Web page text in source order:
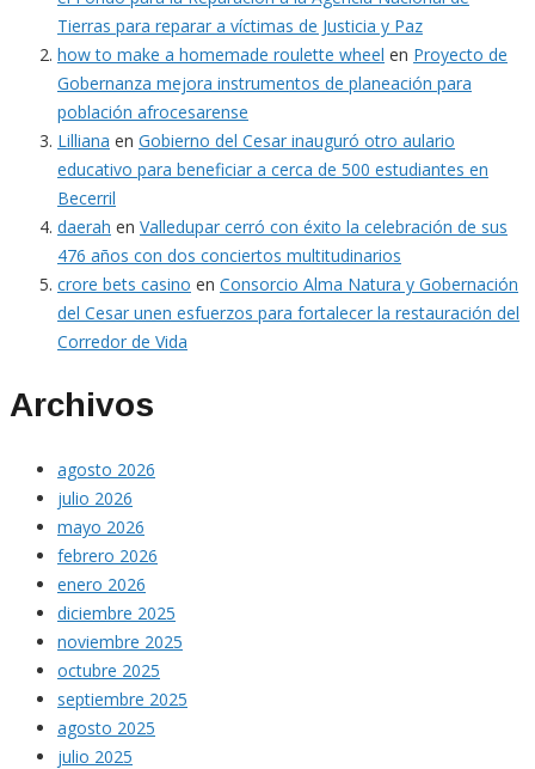
Tierras para reparar a víctimas de Justicia y Paz
how to make a homemade roulette wheel en Proyecto de
Gobernanza mejora instrumentos de planeación para
población afrocesarense
Lilliana en Gobierno del Cesar inauguró otro aulario
educativo para beneficiar a cerca de 500 estudiantes en
Becerril
daerah en Valledupar cerró con éxito la celebración de sus
476 años con dos conciertos multitudinarios
crore bets casino en Consorcio Alma Natura y Gobernación
del Cesar unen esfuerzos para fortalecer la restauración del
Corredor de Vida
Archivos
agosto 2026
julio 2026
mayo 2026
febrero 2026
enero 2026
diciembre 2025
noviembre 2025
octubre 2025
septiembre 2025
agosto 2025
julio 2025